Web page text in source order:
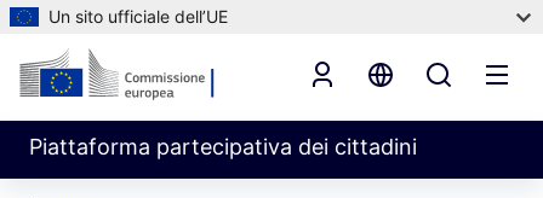
Un sito ufficiale dell’UE
Piattaforma partecipativa dei cittadini